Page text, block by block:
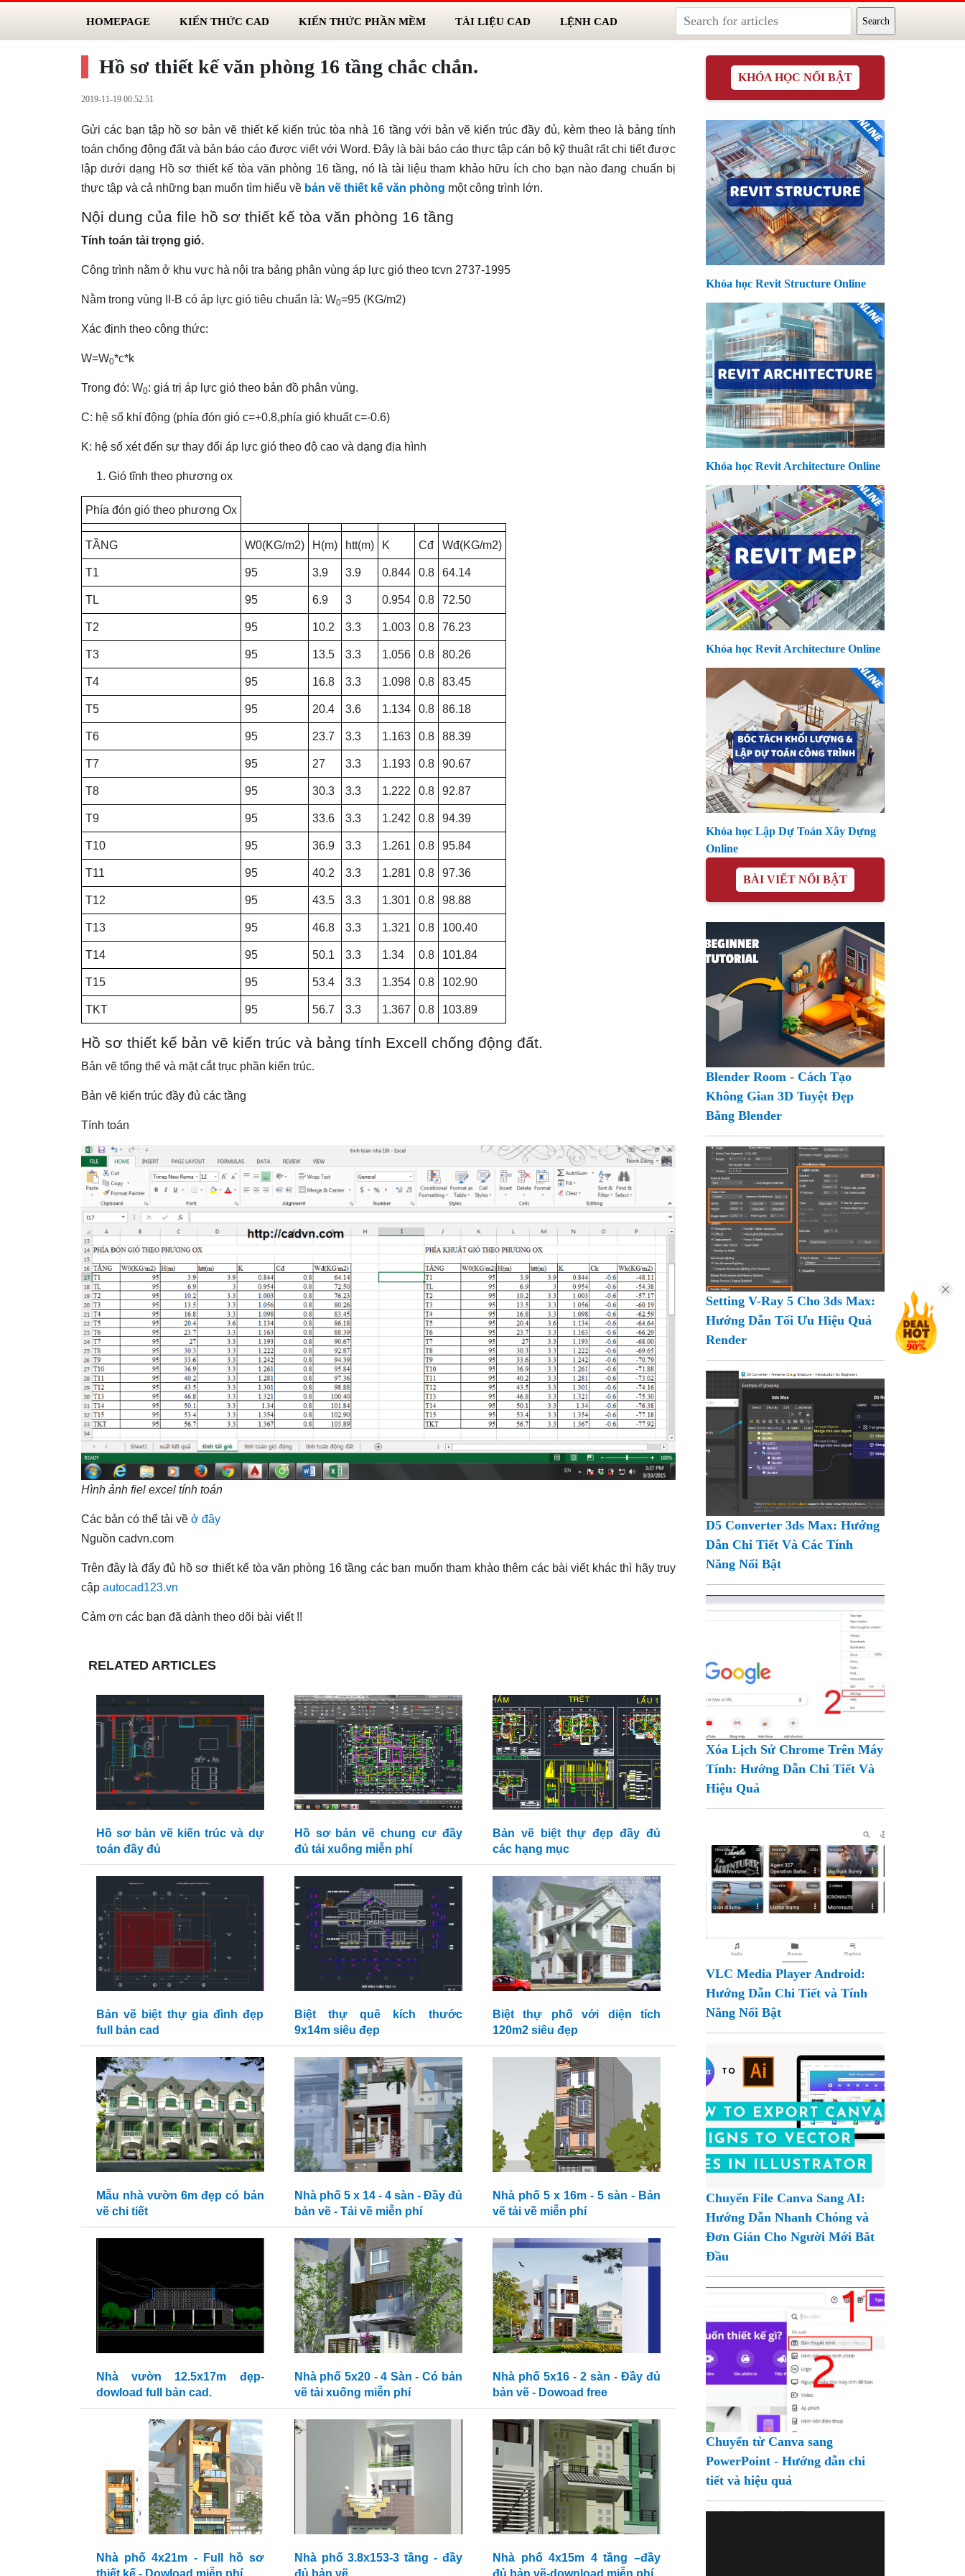
HOMEPAGE KIẾN THỨC CAD KIẾN THỨC PHẦN MỀM TÀI LIỆU CAD LỆNH CAD
Hồ sơ thiết kế văn phòng 16 tầng chắc chắn.
2019-11-19 00:52:51
Gửi các bạn tập hồ sơ bản vẽ thiết kế kiến trúc tòa nhà 16 tầng với bản vẽ kiến trúc đầy đủ, kèm theo là bảng tính
toán chống động đất và bản báo cáo được viết với Word. Đây là bài báo cáo thực tập cán bộ kỹ thuật rất chi tiết được
lập dưới dạng Hồ sơ thiết kế tòa văn phòng 16 tầng, nó là tài liệu tham khảo hữu ích cho bạn nào đang chuẩn bị
thực tập và cả những bạn muốn tìm hiểu về bản vẽ thiết kế văn phòng một công trình lớn.
Nội dung của file hồ sơ thiết kế tòa văn phòng 16 tầng
Tính toán tải trọng gió.
Công trình nằm ở khu vực hà nội tra bảng phân vùng áp lực gió theo tcvn 2737-1995
Nằm trong vùng II-B có áp lực gió tiêu chuẩn là: W0=95 (KG/m2)
Xác định theo công thức:
W=W0*c*k
Trong đó: W0: giá trị áp lực gió theo bản đồ phân vùng.
C: hệ số khí động (phía đón gió c=+0.8,phía gió khuất c=-0.6)
K: hệ số xét đến sự thay đổi áp lực gió theo độ cao và dạng địa hình
Gió tĩnh theo phương ox
Phía đón gió theo phương Ox
TẦNG W0(KG/m2) H(m) htt(m) K Cđ Wđ(KG/m2)
T1 95 3.9 3.9 0.844 0.8 64.14
TL 95 6.9 3 0.954 0.8 72.50
T2 95 10.2 3.3 1.003 0.8 76.23
T3 95 13.5 3.3 1.056 0.8 80.26
T4 95 16.8 3.3 1.098 0.8 83.45
T5 95 20.4 3.6 1.134 0.8 86.18
T6 95 23.7 3.3 1.163 0.8 88.39
T7 95 27 3.3 1.193 0.8 90.67
T8 95 30.3 3.3 1.222 0.8 92.87
T9 95 33.6 3.3 1.242 0.8 94.39
T10 95 36.9 3.3 1.261 0.8 95.84
T11 95 40.2 3.3 1.281 0.8 97.36
T12 95 43.5 3.3 1.301 0.8 98.88
T13 95 46.8 3.3 1.321 0.8 100.40
T14 95 50.1 3.3 1.34 0.8 101.84
T15 95 53.4 3.3 1.354 0.8 102.90
TKT 95 56.7 3.3 1.367 0.8 103.89
Hồ sơ thiết kế bản vẽ kiến trúc và bảng tính Excell chống động đất.
Bản vẽ tổng thể và mặt cắt trục phần kiến trúc.
Bản vẽ kiến trúc đầy đủ các tầng
Tính toán
Hình ảnh fiel excel tính toán
Các bản có thể tải về ở đây
Nguồn cadvn.com
Trên đây là đẩy đủ hồ sơ thiết kế tòa văn phòng 16 tầng các bạn muốn tham khảo thêm các bài viết khác thì hãy truy
cập autocad123.vn
Cảm ơn các bạn đã dành theo dõi bài viết !!
RELATED ARTICLES
Hồ sơ bản vẽ kiến trúc và dự
toán đầy đủ
Hồ sơ bản vẽ chung cư đầy
đủ tải xuống miễn phí
Bản vẽ biệt thự đẹp đầy đủ
các hạng mục
Bản vẽ biệt thự gia đình đẹp
full bản cad
Biệt thự quê kích thước
9x14m siêu đẹp
Biệt thự phố với diện tích
120m2 siêu đẹp
Mẫu nhà vườn 6m đẹp có bản
vẽ chi tiết
Nhà phố 5 x 14 - 4 sàn - Đầy đủ
bản vẽ - Tải về miễn phí
Nhà phố 5 x 16m - 5 sàn - Bản
vẽ tải về miễn phí
Nhà vườn 12.5x17m đẹp-
dowload full bản cad.
Nhà phố 5x20 - 4 Sàn - Có bản
vẽ tải xuống miễn phí
Nhà phố 5x16 - 2 sàn - Đầy đủ
bản vẽ - Dowoad free
Nhà phố 4x21m - Full hồ sơ
thiết kế - Dowload miễn phí
Nhà phố 3.8x153-3 tầng - đầy
đủ bản vẽ.
Nhà phố 4x15m 4 tầng –đầy
đủ bản vẽ-download miễn phí.
KHÓA HỌC NỔI BẬT
Khóa học Revit Structure Online
Khóa học Revit Architecture Online
Khóa học Revit Architecture Online
Khóa học Lập Dự Toán Xây Dựng
Online
BÀI VIẾT NỔI BẬT
Blender Room - Cách Tạo
Không Gian 3D Tuyệt Đẹp
Bằng Blender
Setting V-Ray 5 Cho 3ds Max:
Hướng Dẫn Tối Ưu Hiệu Quả
Render
D5 Converter 3ds Max: Hướng
Dẫn Chi Tiết Và Các Tính
Năng Nổi Bật
Xóa Lịch Sử Chrome Trên Máy
Tính: Hướng Dẫn Chi Tiết Và
Hiệu Quả
VLC Media Player Android:
Hướng Dẫn Chi Tiết và Tính
Năng Nổi Bật
Chuyển File Canva Sang AI:
Hướng Dẫn Nhanh Chóng và
Đơn Giản Cho Người Mới Bắt
Đầu
Chuyển từ Canva sang
PowerPoint - Hướng dẫn chi
tiết và hiệu quả